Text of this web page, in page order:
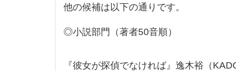
他の候補は以下の通りです。
◎小説部門（著者50音順）
『彼女が探偵でなければ』逸木裕（